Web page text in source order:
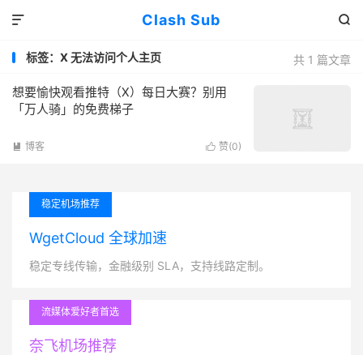
Clash Sub 

共 1 篇文章
标签：X 无法访问个人主页
想要愉快观看推特（X）每日大赛？别用
「万人骑」的免费梯子
 赞(0)
 博客
稳定机场推荐
WgetCloud 全球加速
稳定专线传输，金融级别 SLA，支持线路定制。
流媒体爱好者首选
奈飞机场推荐